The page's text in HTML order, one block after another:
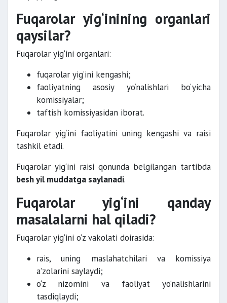
Fuqarolar yig‘inining organlari
qaysilar?
Fuqarolar yig‘ini organlari:
fuqarolar yig‘ini kengashi;
faoliyatning asosiy yo‘nalishlari bo‘yicha
komissiyalar;
taftish komissiyasidan iborat.
Fuqarolar yig‘ini faoliyatini uning kengashi va raisi
tashkil etadi.
Fuqarolar yig‘ini raisi qonunda belgilangan tartibda
besh yil muddatga saylanadi.
Fuqarolar yig‘ini qanday
masalalarni hal qiladi?
Fuqarolar yig‘ini o‘z vakolati doirasida:
rais, uning maslahatchilari va komissiya
a’zolarini saylaydi;
o‘z nizomini va faoliyat yo‘nalishlarini
tasdiqlaydi;